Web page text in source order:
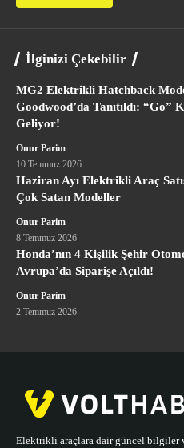
İlginizi Çekebilir
MG2 Elektrikli Hatchback
Goodwood’da Tanıtıldı: “Go”
Geliyor!
Onur Parim
10 Temmuz 2026
Haziran Ayı Elektrikli Araç
Çok Satan Modeller
Onur Parim
8 Temmuz 2026
Honda’nın 4 Kişilik Şehir
Avrupa’da Siparişe Açıldı!
Onur Parim
2 Temmuz 2026
Elektrikli araçlara dair güncel bilgiler